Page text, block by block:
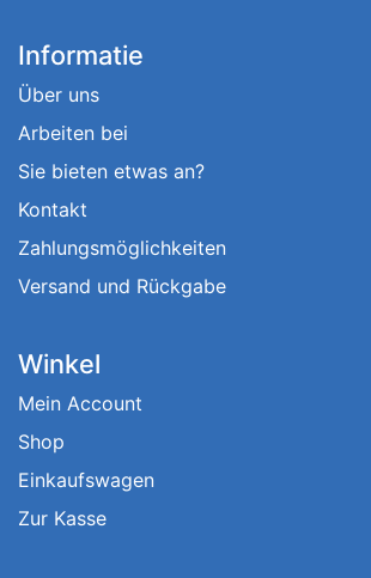
Informatie
Über uns
Arbeiten bei
Sie bieten etwas an?
Kontakt
Zahlungsmöglichkeiten
Versand und Rückgabe
Winkel
Mein Account
Shop
Einkaufswagen
Zur Kasse